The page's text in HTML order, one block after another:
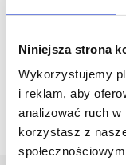
Niniejsza strona
Wykorzystujemy
i reklam, aby
analizować ruch
korzystasz z